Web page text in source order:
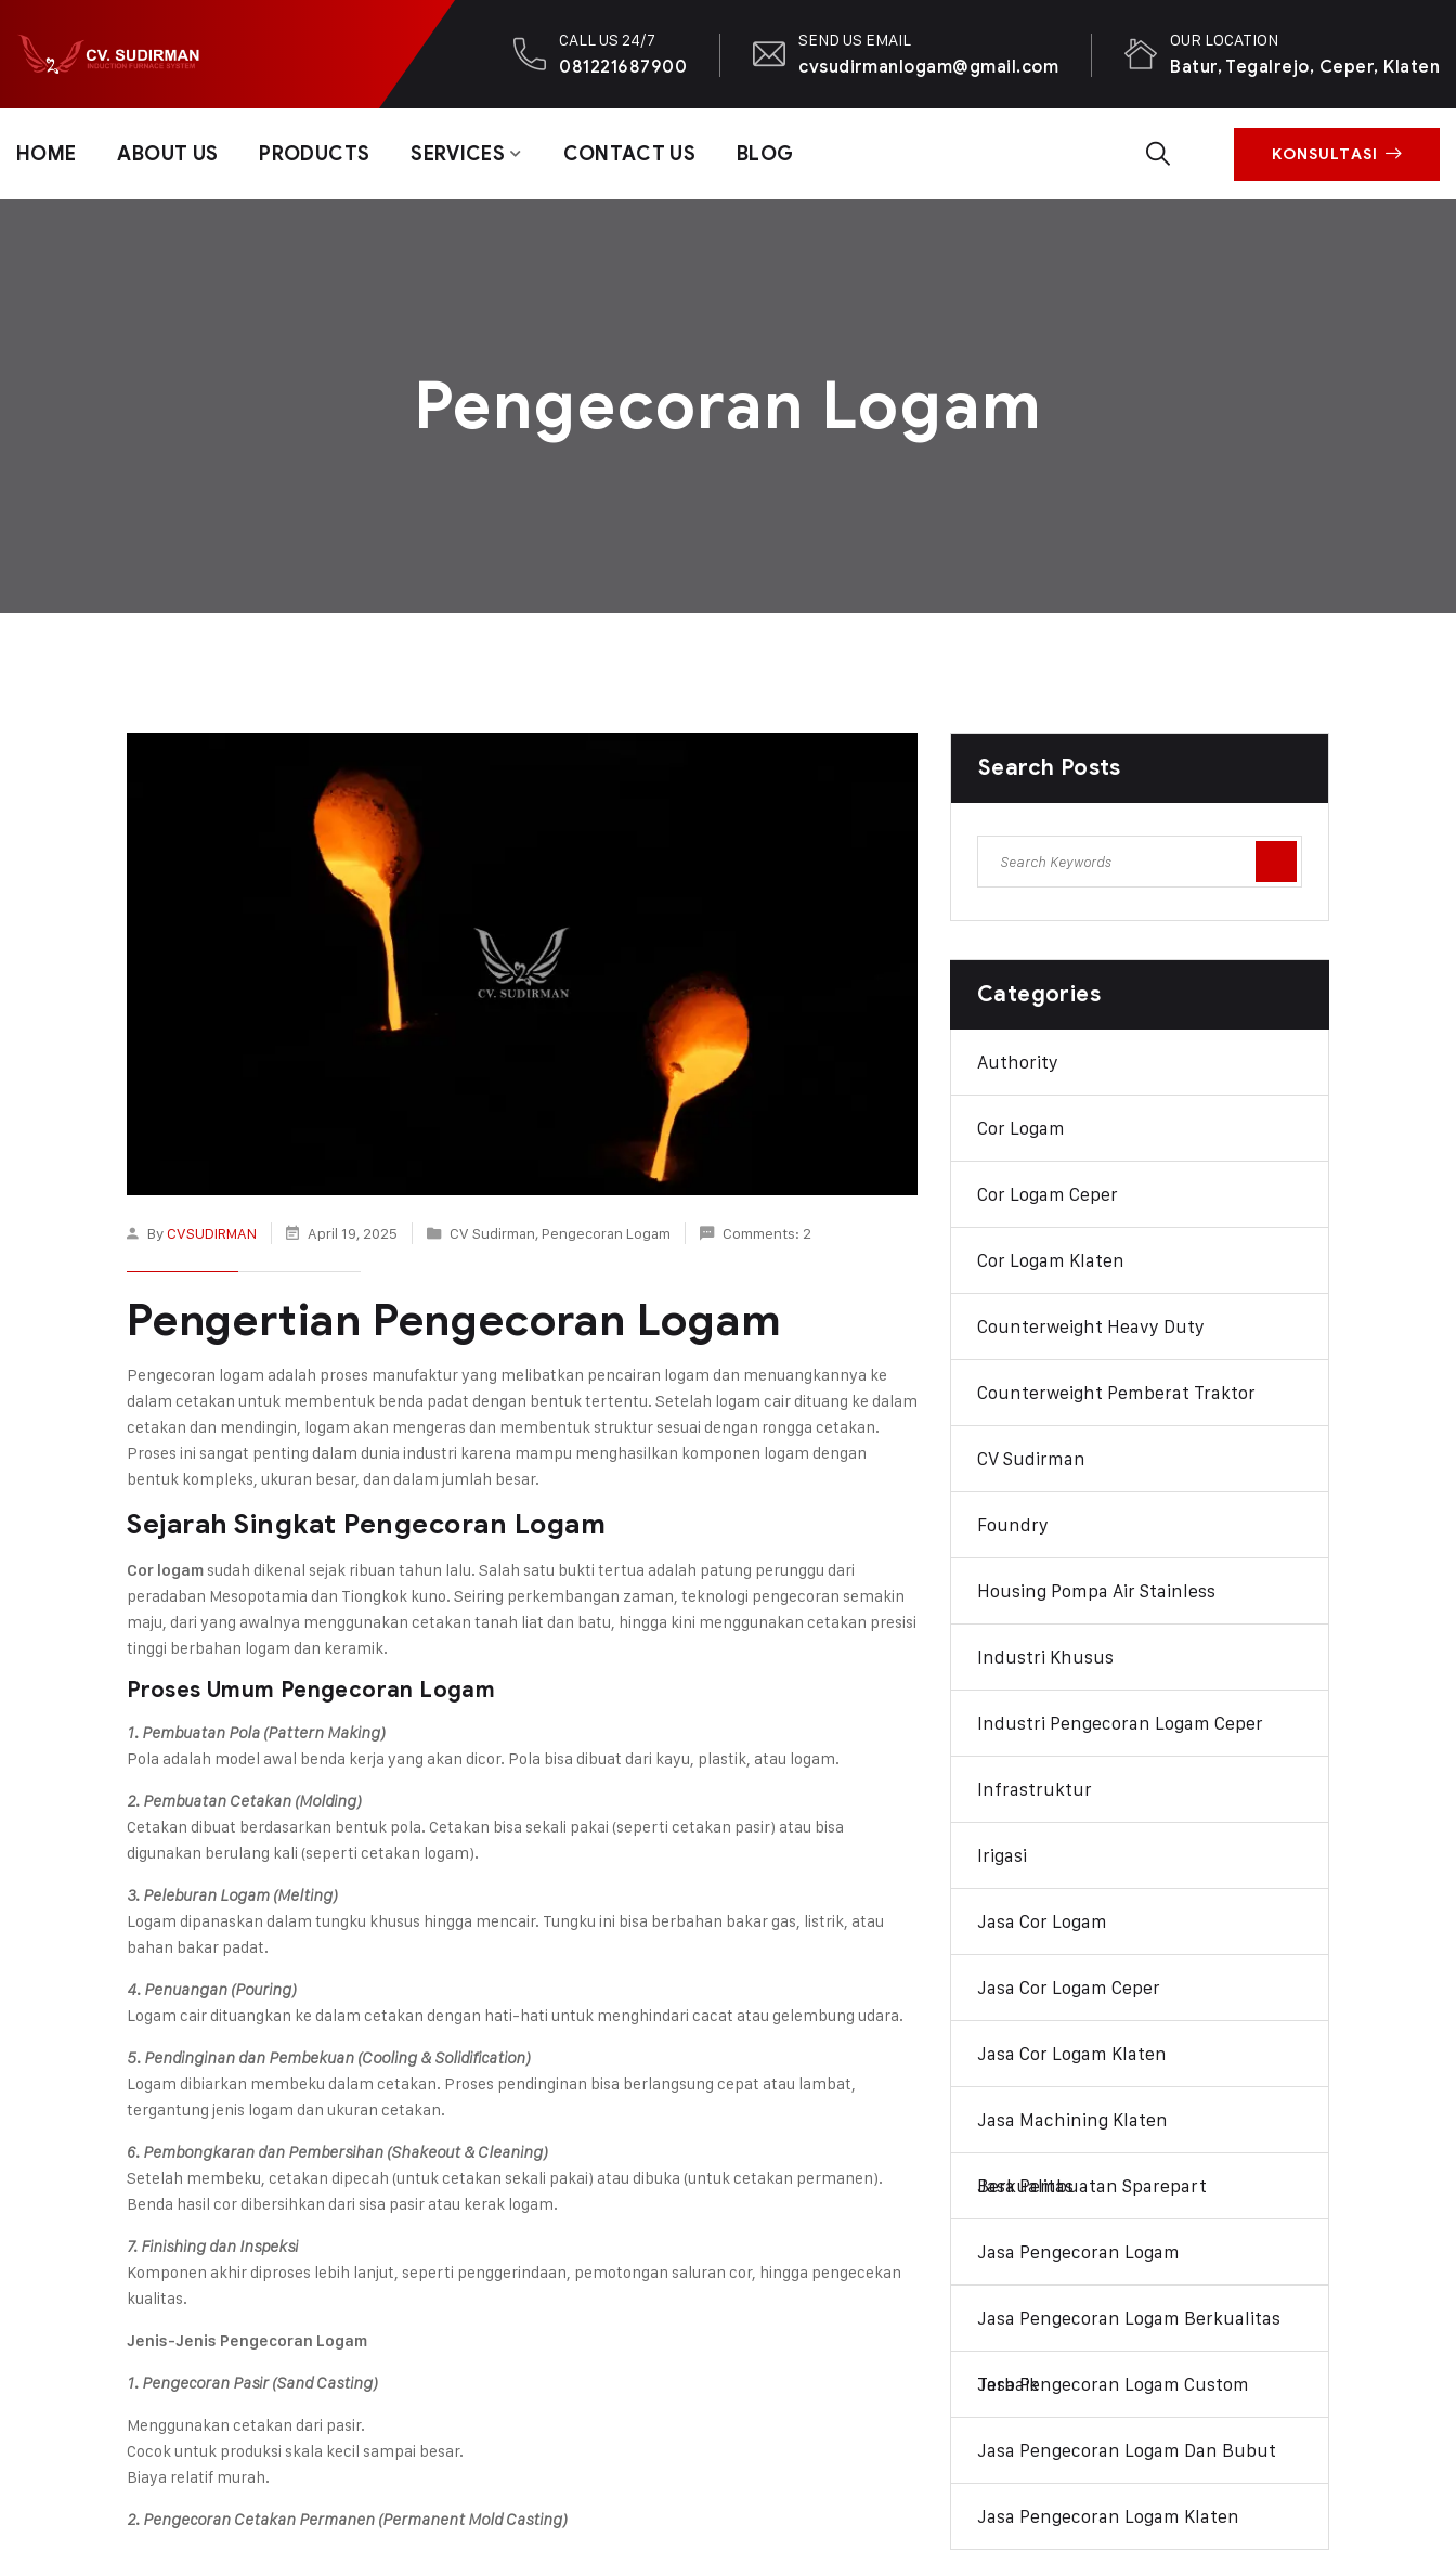
CALL US 24/7
081221687900
SEND US EMAIL
cvsudirmanlogam@gmail.com
OUR LOCATION
Batur, Tegalrejo, Ceper, Klaten
HOME ABOUT US PRODUCTS SERVICES CONTACT US BLOG KONSULTASI
Pengecoran Logam
ByCVSUDIRMAN April 19, 2025 CV Sudirman, Pengecoran Logam Comments: 2
Pengertian Pengecoran Logam
Pengecoran logam adalah proses manufaktur yang melibatkan pencairan logam dan menuangkannya ke
dalam cetakan untuk membentuk benda padat dengan bentuk tertentu. Setelah logam cair dituang ke dalam
cetakan dan mendingin, logam akan mengeras dan membentuk struktur sesuai dengan rongga cetakan.
Proses ini sangat penting dalam dunia industri karena mampu menghasilkan komponen logam dengan
bentuk kompleks, ukuran besar, dan dalam jumlah besar.
Sejarah Singkat Pengecoran Logam
Cor logam sudah dikenal sejak ribuan tahun lalu. Salah satu bukti tertua adalah patung perunggu dari
peradaban Mesopotamia dan Tiongkok kuno. Seiring perkembangan zaman, teknologi pengecoran semakin
maju, dari yang awalnya menggunakan cetakan tanah liat dan batu, hingga kini menggunakan cetakan presisi
tinggi berbahan logam dan keramik.
Proses Umum Pengecoran Logam
1. Pembuatan Pola (Pattern Making)
Pola adalah model awal benda kerja yang akan dicor. Pola bisa dibuat dari kayu, plastik, atau logam.
2. Pembuatan Cetakan (Molding)
Cetakan dibuat berdasarkan bentuk pola. Cetakan bisa sekali pakai (seperti cetakan pasir) atau bisa
digunakan berulang kali (seperti cetakan logam).
3. Peleburan Logam (Melting)
Logam dipanaskan dalam tungku khusus hingga mencair. Tungku ini bisa berbahan bakar gas, listrik, atau
bahan bakar padat.
4. Penuangan (Pouring)
Logam cair dituangkan ke dalam cetakan dengan hati-hati untuk menghindari cacat atau gelembung udara.
5. Pendinginan dan Pembekuan (Cooling & Solidification)
Logam dibiarkan membeku dalam cetakan. Proses pendinginan bisa berlangsung cepat atau lambat,
tergantung jenis logam dan ukuran cetakan.
6. Pembongkaran dan Pembersihan (Shakeout & Cleaning)
Setelah membeku, cetakan dipecah (untuk cetakan sekali pakai) atau dibuka (untuk cetakan permanen).
Benda hasil cor dibersihkan dari sisa pasir atau kerak logam.
7. Finishing dan Inspeksi
Komponen akhir diproses lebih lanjut, seperti penggerindaan, pemotongan saluran cor, hingga pengecekan
kualitas.
Jenis-Jenis Pengecoran Logam
1. Pengecoran Pasir (Sand Casting)
Menggunakan cetakan dari pasir.
Cocok untuk produksi skala kecil sampai besar.
Biaya relatif murah.
2. Pengecoran Cetakan Permanen (Permanent Mold Casting)
Search Posts
Categories
Authority
Cor Logam
Cor Logam Ceper
Cor Logam Klaten
Counterweight Heavy Duty
Counterweight Pemberat Traktor
CV Sudirman
Foundry
Housing Pompa Air Stainless
Industri Khusus
Industri Pengecoran Logam Ceper
Infrastruktur
Irigasi
Jasa Cor Logam
Jasa Cor Logam Ceper
Jasa Cor Logam Klaten
Jasa Machining Klaten
Jasa Pembuatan Sparepart Berkualitas
Jasa Pengecoran Logam
Jasa Pengecoran Logam Berkualitas
Jasa Pengecoran Logam Custom Terbaik
Jasa Pengecoran Logam Dan Bubut
Jasa Pengecoran Logam Klaten